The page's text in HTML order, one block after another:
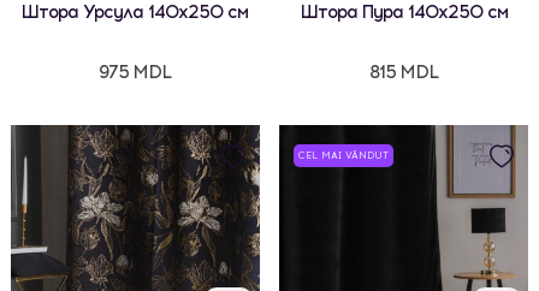
Штора Урсула 140x250 см
975 MDL
Штора Пура 140x250 см
815 MDL
CEL MAI VÂNDUT